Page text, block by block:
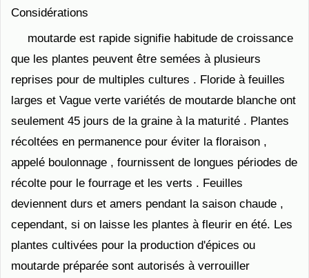
Considérations
moutarde est rapide signifie habitude de croissance
que les plantes peuvent être semées à plusieurs
reprises pour de multiples cultures . Floride à feuilles
larges et Vague verte variétés de moutarde blanche ont
seulement 45 jours de la graine à la maturité . Plantes
récoltées en permanence pour éviter la floraison ,
appelé boulonnage , fournissent de longues périodes de
récolte pour le fourrage et les verts . Feuilles
deviennent durs et amers pendant la saison chaude ,
cependant, si on laisse les plantes à fleurir en été. Les
plantes cultivées pour la production d'épices ou
moutarde préparée sont autorisés à verrouiller